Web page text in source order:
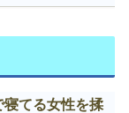
寝てる女性を揉